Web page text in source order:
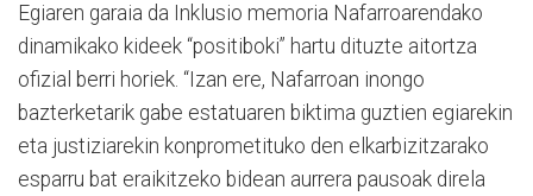
Egiaren garaia da Inklusio memoria Nafarroarendako
dinamikako kideek “positiboki” hartu dituzte aitortza
ofizial berri horiek. “Izan ere, Nafarroan inongo
bazterketarik gabe estatuaren biktima guztien egiarekin
eta justiziarekin konprometituko den elkarbizitzarako
esparru bat eraikitzeko bidean aurrera pausoak direla